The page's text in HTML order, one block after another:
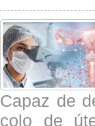
Capaz de
colo de